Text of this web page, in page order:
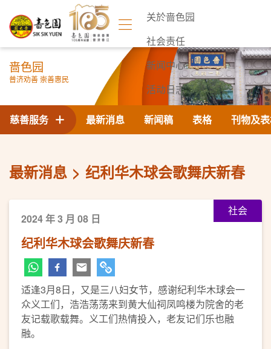
关於啬色园
社会责任
新闻中心
活动日志
联络我们
啬色园
普济劝善 崇善惠民
最新消息 新闻稿 表格 刊物及
慈善服务
最新消息 纪利华木球会歌舞庆新春
社会
2024 年 3 月 08 日
纪利华木球会歌舞庆新春
适逢3月8日，又是三八妇女节，感谢纪利华木球会一
众义工们，浩浩荡荡来到黄大仙祠凤鸣楼为院舍的老
友记载歌载舞。义工们热情投入，老友记们乐也融
融。